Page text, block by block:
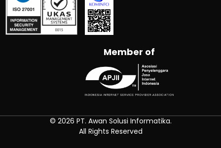
Member of
© 2026 PT. Awan Solusi Informatika.
All Rights Reserved